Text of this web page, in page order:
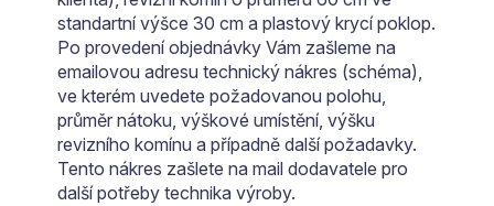
standartní výšce 30 cm a plastový krycí poklop.
Po provedení objednávky Vám zašleme na
emailovou adresu technický nákres (schéma),
ve kterém uvedete požadovanou polohu,
průměr nátoku, výškové umístění, výšku
revizního komínu a případně další požadavky.
Tento nákres zašlete na mail dodavatele pro
další potřeby technika výroby.